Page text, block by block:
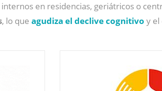
en residencias, geriátricos o
, lo que agudiza el declive cognitivo y el